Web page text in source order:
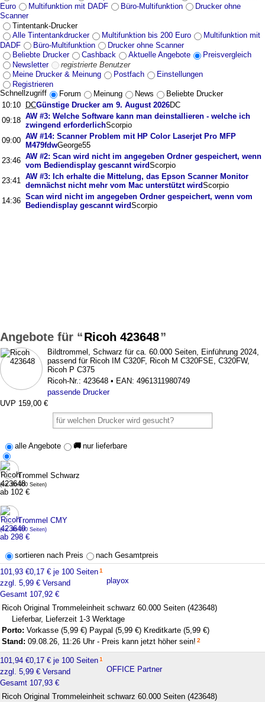
Euro
Multifunktion mit DADF Büro-Multifunktion
Drucker ohne
Scanner
Tintentank-Drucker
Alle Tintentankdrucker
Multifunktion bis 200 Euro
Multifunktion mit
DADF
Büro-Multifunktion
Drucker ohne Scanner
Beliebte Drucker
Cashback Aktuelle Angebote
Preisvergleich
Newsletter
registrierte Benutzer
Meine Drucker & Meinung
Postfach
Einstellungen
Registrieren
Schnellzugriff
Forum Meinung News
Beliebte Drucker
10:10
DCGünstige Drucker am 9. August 2026DC
09:18 AW #3: Welche Software kann man deinstallieren - welche ich
zwingend erforderlichScorpio
09:00 AW #14: Scanner Problem mit HP Color Laserjet Pro MFP
M479fdwGeorge55
23:46 AW #2: Scan wird nicht im angegeben Ordner gespeichert, wenn
vom Bediendisplay gescannt wirdScorpio
23:41 AW #3: Ich erhalte die Mittelung, das Epson Scanner Monitor
demnächst nicht mehr vom Mac unterstützt wirdScorpio
14:36 Scan wird nicht im angegeben Ordner gespeichert, wenn vom
Bediendisplay gescannt wirdScorpio
Ricoh 423648
Bildtrommel, Schwarz für ca. 60.000 Seiten, Einführung 2024,
passend für Ricoh IM C320F, Ricoh M C320FSE, C320FW,
Ricoh P C375
Ricoh-Nr.: 423648 • EAN: 4961311980749
passende Drucker
UVP 159,00 €
alle Angebote 🚚 nur lieferbare
Trommel Schwarz
(ca. 60.000 Seiten)
ab 102 €
Trommel CMY
(ca. 48.000 Seiten)
ab 298 €
sortieren nach Preis
nach Gesamtpreis
101,93 €0,17 € je 100 Seiten1
zzgl. 5,99 € Versand
Gesamt 107,92 €
playox
Ricoh Original Trommeleinheit schwarz 60.000 Seiten (423648)
Lieferbar, Lieferzeit 1-3 Werktage
Porto: Vorkasse (5,99 €) Paypal (5,99 €) Kreditkarte (5,99 €)
Stand: 09.08.26, 11:26 Uhr - Preis kann jetzt höher sein! 2
101,94 €0,17 € je 100 Seiten1
zzgl. 5,99 € Versand
Gesamt 107,93 €
OFFICE Partner
Ricoh Original Trommeleinheit schwarz 60.000 Seiten (423648)